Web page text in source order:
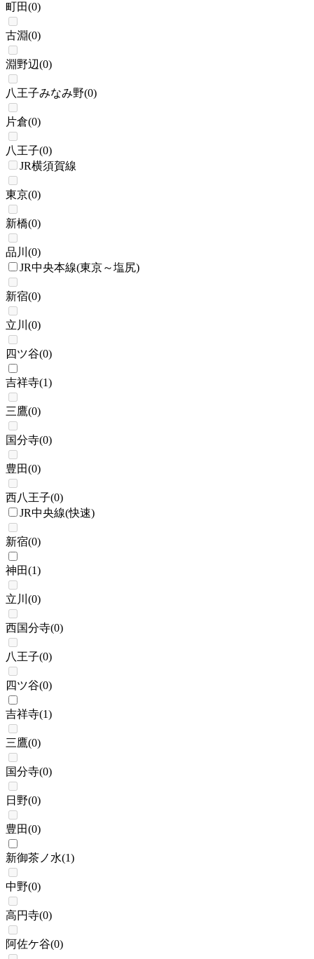
町田(0)
古淵(0)
淵野辺(0)
八王子みなみ野(0)
片倉(0)
八王子(0)
JR横須賀線
東京(0)
新橋(0)
品川 (0)
JR中央本線(東京～塩尻)
新宿(0)
立川 (0)
四ツ谷(0)
吉祥寺(1)
三鷹(0)
国分寺(0)
豊田(0)
西八王子(0)
JR中央線(快速)
新宿(0)
神田(1)
立川 (0)
西国分寺(0)
八王子(0)
四ツ谷(0)
吉祥寺(1)
三鷹(0)
国分寺(0)
日野(0)
豊田(0)
新御茶ノ水(1)
中野(0)
高円寺(0)
阿佐ケ谷(0)